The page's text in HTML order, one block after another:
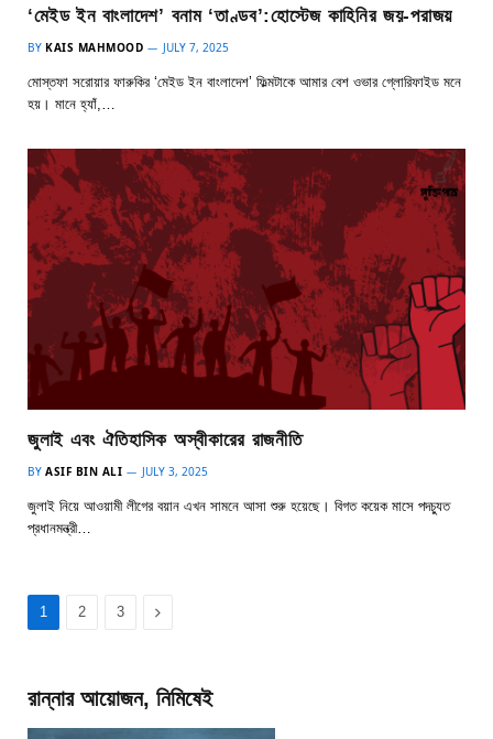
‘মেইড ইন বাংলাদেশ’ বনাম ‘তাণ্ডব’:হোস্টেজ কাহিনির জয়-পরাজয়
BY KAIS MAHMOOD JULY 7, 2025
মোস্তফা সরোয়ার ফারুকির ‘মেইড ইন বাংলাদেশ’ ফিল্মটাকে আমার বেশ ওভার গ্লোরিফাইড মনে
হয়। মানে হ্যাঁ,…
জুলাই এবং ঐতিহাসিক অস্বীকারের রাজনীতি
BY ASIF BIN ALI JULY 3, 2025
জুলাই নিয়ে আওয়ামী লীগের বয়ান এখন সামনে আসা শুরু হয়েছে। বিগত কয়েক মাসে পদচ্যুত
প্রধানমন্ত্রী…
1 2 3 Next
রান্নার আয়োজন, নিমিষেই